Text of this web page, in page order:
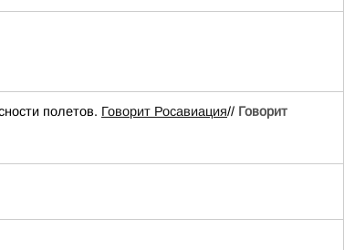
полетов. Говорит Росавиация// Говорит